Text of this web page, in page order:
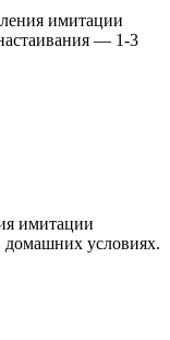
имитации
— 1-3
имитации
домашних условиях.